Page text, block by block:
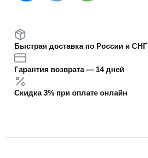
Быстрая доставка по России и СНГ
Гарантия возврата — 14 дней
Скидка 3% при оплате онлайн